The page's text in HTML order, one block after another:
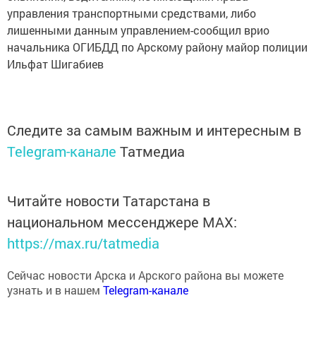
управления транспортными средствами, либо
лишенными данным управлением-сообщил врио
начальника ОГИБДД по Арскому району майор полиции
Ильфат Шигабиев
Следите за самым важным и интересным в
Telegram-канале Татмедиа
Читайте новости Татарстана в
национальном мессенджере MАХ:
https://max.ru/tatmedia
Сейчас новости Арска и Арского района вы можете
узнать и в нашемTelegram-канале